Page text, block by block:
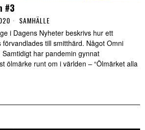
#3
SAMHÄLLE
i Dagens Nyheter beskrivs hur ett
till smitthärd. Något Omni
har pandemin gynnat
ölmärke runt om i världen – “Ölmärket alla